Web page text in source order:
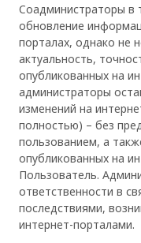
Соадминистраторы
обновление
порталах, однако не
актуальность,
опубликованных на
администраторы
изменений на
полностью) – без
пользованием, а
опубликованных на
Пользователь.
ответственности в
последствиями,
интернет-порталами.